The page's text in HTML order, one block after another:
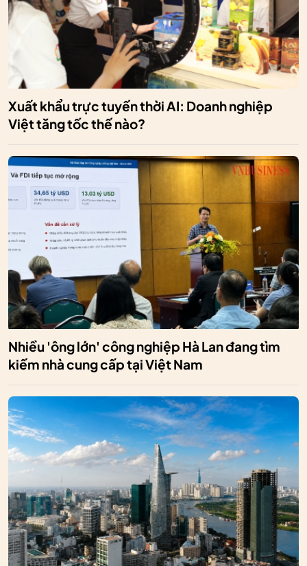
Xuất khẩu trực tuyến thời AI: Doanh nghiệp
Việt tăng tốc thế nào?
Nhiều 'ông lớn' công nghiệp Hà Lan đang tìm
kiếm nhà cung cấp tại Việt Nam